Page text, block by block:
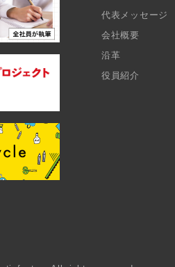
代表メッセージ
会社概要
沿革
役員紹介